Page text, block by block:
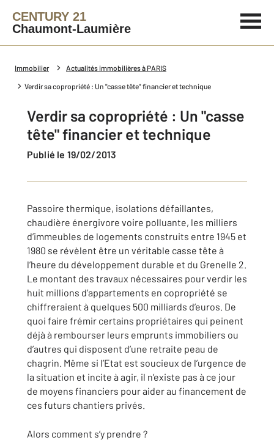
CENTURY 21
Chaumont-Laumière
Immobilier Actualités immobilières à PARIS
Verdir sa copropriété : Un "casse tête" financier et technique
Verdir sa copropriété : Un "casse
tête" financier et technique
Publié le 19/02/2013
Passoire thermique, isolations défaillantes,
chaudière énergivore voire polluante, les milliers
d’immeubles de logements construits entre 1945 et
1980 se révèlent être un véritable casse tête à
l’heure du développement durable et du Grenelle 2.
Le montant des travaux nécessaires pour verdir les
huit millions d’appartements en copropriété se
chiffreraient à quelques 500 milliards d’euros. De
quoi faire frémir certains propriétaires qui peinent
déjà à rembourser leurs emprunts immobiliers ou
d’autres qui disposent d’une retraite peau de
chagrin. Même si l’Etat est soucieux de l’urgence de
la situation et incite à agir, il n’existe pas à ce jour
de moyens financiers pour aider au financement de
ces futurs chantiers privés.
Alors comment s’y prendre ?